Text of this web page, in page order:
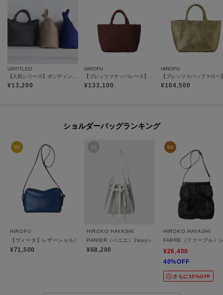
UNTITLED
【人気シリーズ】ボンディングメッシュトート ミニ
¥13,200
HIROFU
【ブレッツァナッパレース】レザーメッシュトートバッグ S 本革（商品番号：P25-31006）
¥133,100
HIROFU
¥104,500
ショルダーバッグランキング
HIROFU
【ヴィータ】レザーショルダーバッグ S 2WAY 本革（商品番号：P25-20020）
¥71,500
HIROKO HAYASHI
PANIER（パニエ）2wayショルダーバッグ
¥68,200
HIROKO HAYASHI
FABRE（ファーブル）
¥26,400
40%OFF
さらに10%OFF